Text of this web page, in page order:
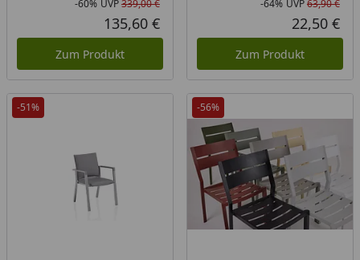
Rabatt in Prozent
-60%
Ursprünglicher Preis
UVP339,00 €
Aktueller Preis
135,60 €
Zum Produkt
-64% UVP63,90 €
22,50 €
Zum Produkt
-51% -56%